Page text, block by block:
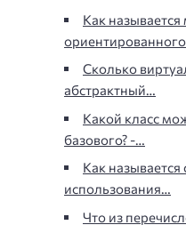
Как
Сколько
абстрактный…
Какой класс
базового? -…
Как
использования…
Что из